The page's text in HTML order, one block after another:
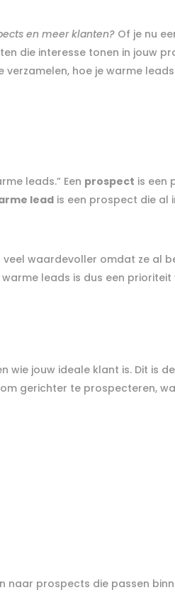
en meer klanten? Of je nu
die interesse tonen in jouw
hoe je warme
leads.” Een prospect is een
lead is een prospect die al
waardevoller omdat ze al
leads is dus een
jouw ideale klant is. Dit is
gerichter te prospecteren,
naar prospects die passen